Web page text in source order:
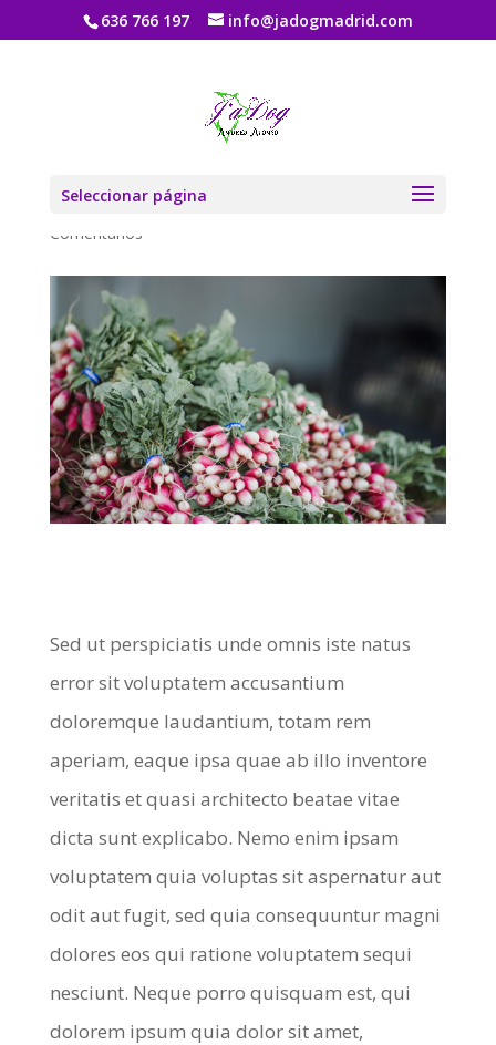
636 766 197 info@jadogmadrid.com
Seleccionar página
LOREM IPSUM SIC
porJadogmadrid|Ago 6, 2019
Comentarios
Sed ut perspiciatis unde omnis iste natus
error sit voluptatem accusantium
doloremque laudantium, totam rem
aperiam, eaque ipsa quae ab illo inventore
veritatis et quasi architecto beatae vitae
dicta sunt explicabo. Nemo enim ipsam
voluptatem quia voluptas sit aspernatur aut
odit aut fugit, sed quia consequuntur magni
dolores eos qui ratione voluptatem sequi
nesciunt. Neque porro quisquam est, qui
dolorem ipsum quia dolor sit amet,